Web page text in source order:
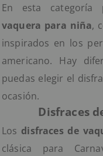
En esta categoría
vaquera para niña,
inspirados en los
americano. Hay
puedas elegir el
ocasión.
Disfraces
Los disfraces de
clásica para